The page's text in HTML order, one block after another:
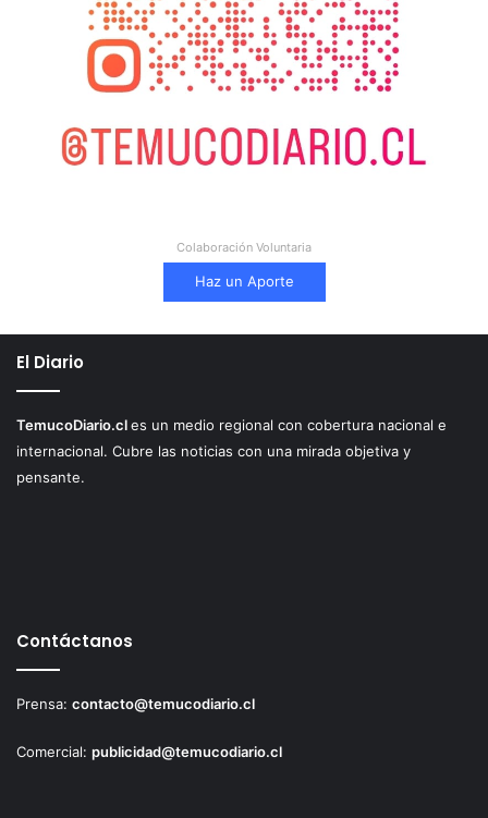
Colaboración Voluntaria
Haz un Aporte
El Diario
TemucoDiario.cles un medio regional con cobertura nacional e
internacional. Cubre las noticias con una mirada objetiva y
pensante.
Contáctanos
Prensa: contacto@temucodiario.cl
Comercial: publicidad@temucodiario.cl